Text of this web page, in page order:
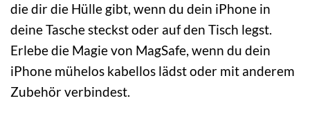
die dir die Hülle gibt, wenn du dein iPhone in
deine Tasche steckst oder auf den Tisch legst.
Erlebe die Magie von MagSafe, wenn du dein
iPhone mühelos kabellos lädst oder mit anderem
Zubehör verbindest.